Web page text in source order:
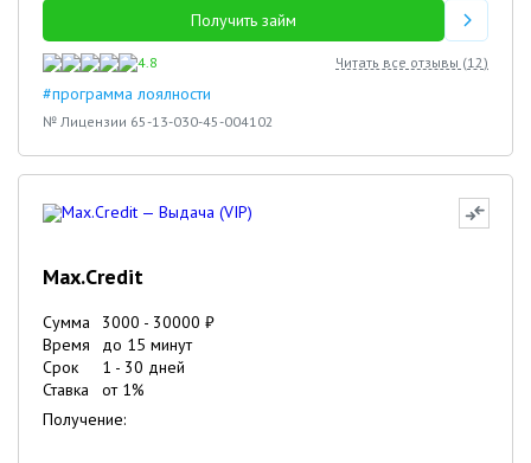
Получить займ
4.8 Читать все отзывы (12)
#программа лоялности
№ Лицензии 65-13-030-45-004102
Max.Credit
Сумма 3000 - 30000 ₽
Время
до 15 минут
Срок
1 - 30 дней
Ставка
от 1%
Получение: